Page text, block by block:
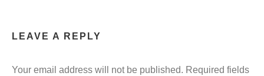
LEAVE A REPLY
Your email address will not be published. Required fields